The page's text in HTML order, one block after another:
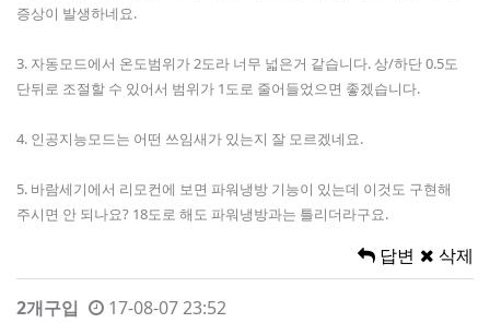
증상이 발생하네요.
3. 자동모드에서 온도범위가 2도라 너무 넓은거 같습니다. 상/하단 0.5도
단뒤로 조절할 수 있어서 범위가 1도로 줄어들었으면 좋겠습니다.
4. 인공지능모드는 어떤 쓰임새가 있는지 잘 모르겠네요.
5. 바람세기에서 리모컨에 보면 파워냉방 기능이 있는데 이것도 구현해
주시면 안 되나요? 18도로 해도 파워냉방과는 틀리더라구요.
답변 삭제
2개구입 17-08-07 23:52